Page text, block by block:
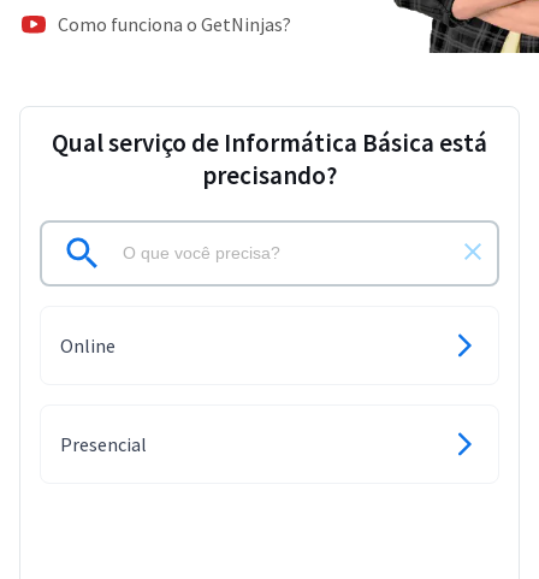
Como funciona o GetNinjas?
Qual serviço de Informática Básica está
precisando?
Online
Presencial